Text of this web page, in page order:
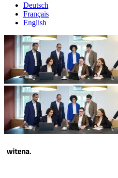
Deutsch
Français
English